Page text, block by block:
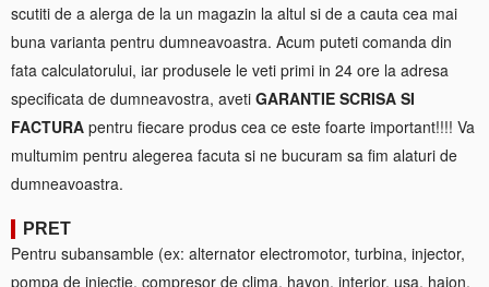
scutiti de a alerga de la un magazin la altul si de a cauta cea mai
buna varianta pentru dumneavoastra. Acum puteti comanda din
fata calculatorului, iar produsele le veti primi in 24 ore la adresa
specificata de dumneavostra, aveti GARANTIE SCRISA SI
FACTURA pentru fiecare produs cea ce este foarte important!!!! Va
multumim pentru alegerea facuta si ne bucuram sa fim alaturi de
dumneavoastra.
PRET
Pentru subansamble (ex: alternator electromotor, turbina, injector,
pompa de injectie, compresor de clima, hayon, interior, usa, haion,